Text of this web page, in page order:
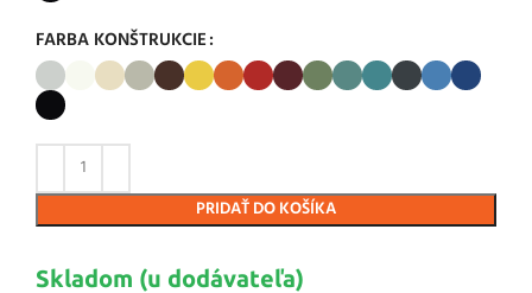
FARBA KONŠTRUKCIE
PRIDAŤ DO KOŠÍKA
Skladom (u dodávateľa)